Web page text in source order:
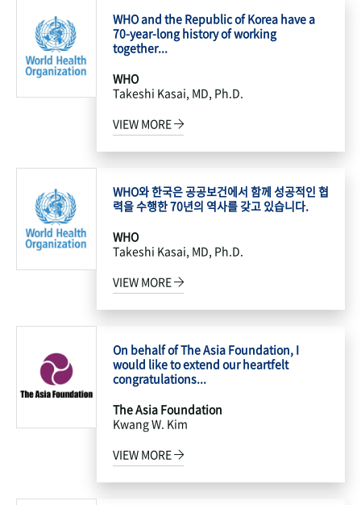
WHO and the Republic of Korea have a
70-year-long history of working
together...
WHO
Takeshi Kasai, MD, Ph.D.
VIEW MORE
WHO와 한국은 공공보건에서 함께 성공적인 협
력을 수행한 70년의 역사를 갖고 있습니다.
WHO
Takeshi Kasai, MD, Ph.D.
VIEW MORE
On behalf of The Asia Foundation, I
would like to extend our heartfelt
congratulations...
The Asia Foundation
Kwang W. Kim
VIEW MORE